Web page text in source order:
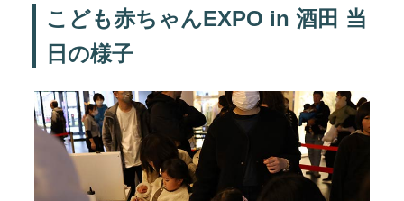
こども赤ちゃんEXPO in 酒田 当
日の様子